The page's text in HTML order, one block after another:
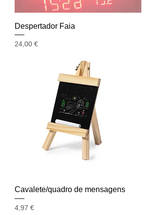
Despertador Faia
Preço
24,00 €
Cavalete/quadro de mensagens
Preço
4,97 €